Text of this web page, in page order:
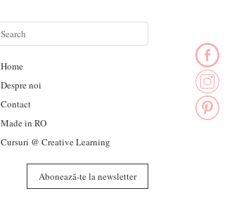
Home
Despre noi
Contact
Made in RO
Cursuri @ Creative Learning
Abonează-te la newsletter